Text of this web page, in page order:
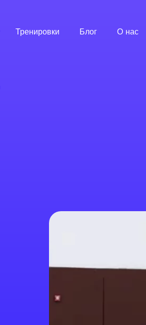
Тренировки Блог О нас